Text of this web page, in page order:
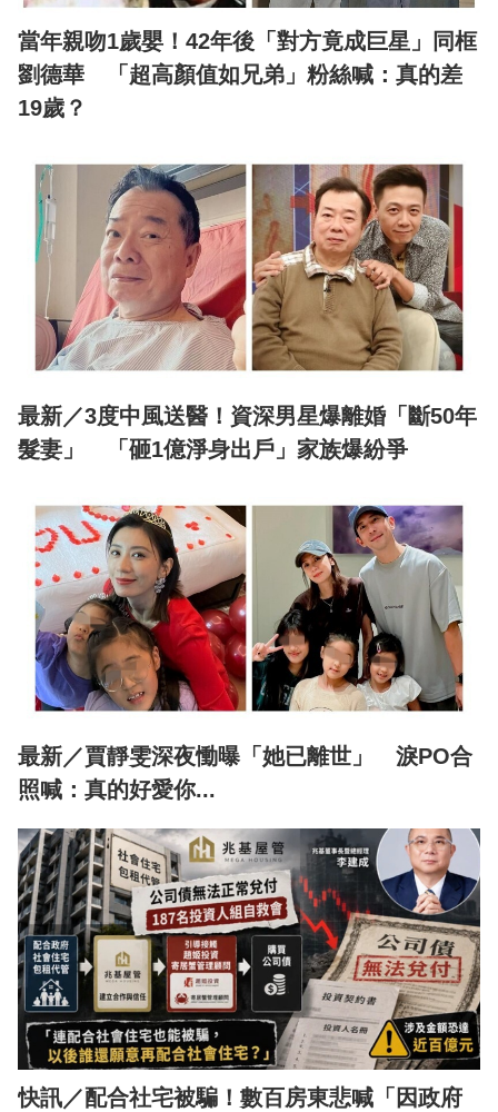
當年親吻1歲嬰！42年後「對方竟成巨星」同框
劉德華 「超高顏值如兄弟」粉絲喊：真的差
19歲？
最新／3度中風送醫！資深男星爆離婚「斷50年
髮妻」 「砸1億淨身出戶」家族爆紛爭
最新／賈靜雯深夜慟曝「她已離世」 淚PO合
照喊：真的好愛你...
快訊／配合社宅被騙！數百房東悲喊「因政府